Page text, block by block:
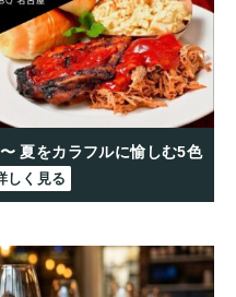
夏をカラフルに愉しむ5色
しく見る